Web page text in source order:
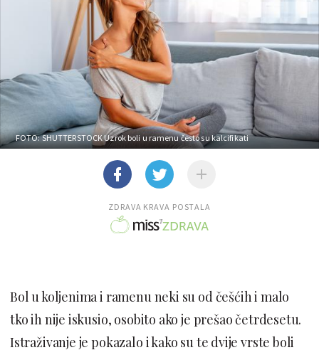
FOTO: SHUTTERSTOCKUzrok boli u ramenu često su kalcifikati
ZDRAVA KRAVA POSTALA
Bol u koljenima i ramenu neki su od češćih i malo
tko ih nije iskusio, osobito ako je prešao četrdesetu.
Istraživanje je pokazalo i kako su te dvije vrste boli